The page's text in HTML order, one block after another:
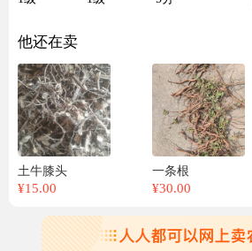
他还在卖
土牛膝头
¥15.00
一条根
¥30.00